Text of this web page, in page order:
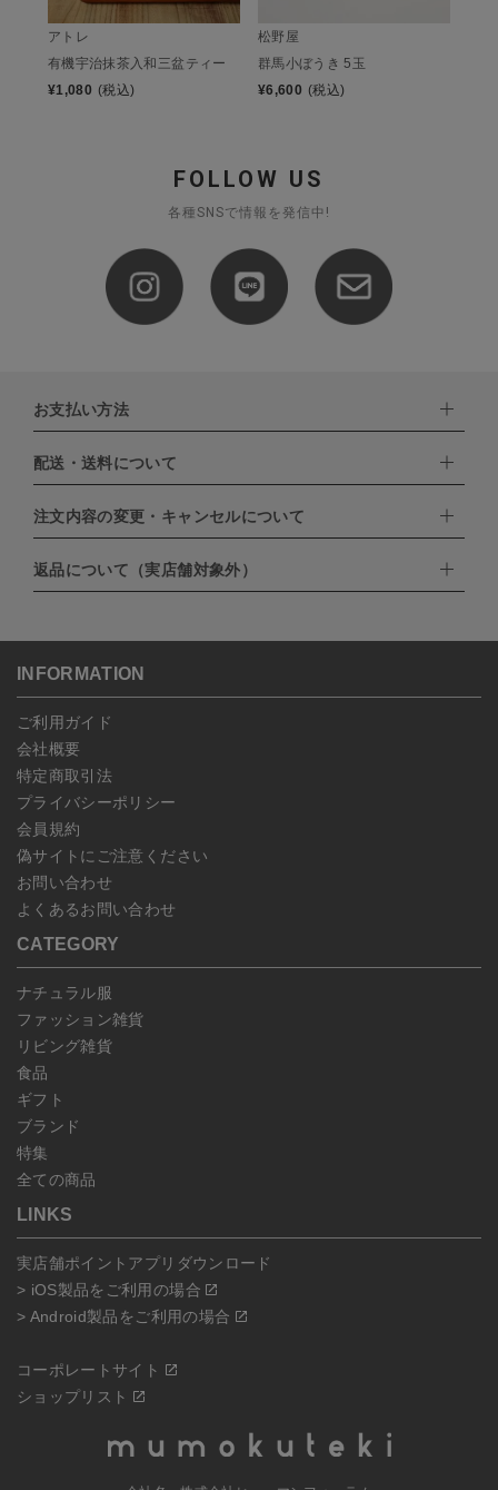
アトレ
有機宇治抹茶入和三盆ティー
¥1,080 (税込)
松野屋
群馬小ぼうき 5玉
¥6,600 (税込)
FOLLOW US
各種SNSで情報を発信中!
お支払い方法
下記お支払い方法よりお選びいただけます。
・クレジットカード（VISA,mastercard,JCB,AMERICAN
EXPRESS,Diners Club）
・PayPay
・NP後払い
配送・送料について
配達業者：日本郵便
北海道：1,400円
沖縄：1,400円
注文内容の変更・キャンセルについて
ご注文日当日から翌日のAM9:00までにご連絡頂いた場合はキャン
セルは可能です。
ンセルしていただいた後、ご希望の商品のみ再度ご注文お願いしま
予約商品など一部キャンセルが出来ない場合がございます。あらか
じめご了承ください。
返品について（実店舗対象外）
こちらよりご依頼ください。
INFORMATION
ご利用ガイド
会社概要
特定商取引法
プライバシーポリシー
会員規約
偽サイトにご注意ください
お問い合わせ
よくあるお問い合わせ
CATEGORY
ナチュラル服
ファッション雑貨
リビング雑貨
食品
ギフト
ブランド
特集
全ての商品
LINKS
実店舗ポイントアプリダウンロード
> iOS製品をご利用の場合
> Android製品をご利用の場合
コーポレートサイト
ショップリスト